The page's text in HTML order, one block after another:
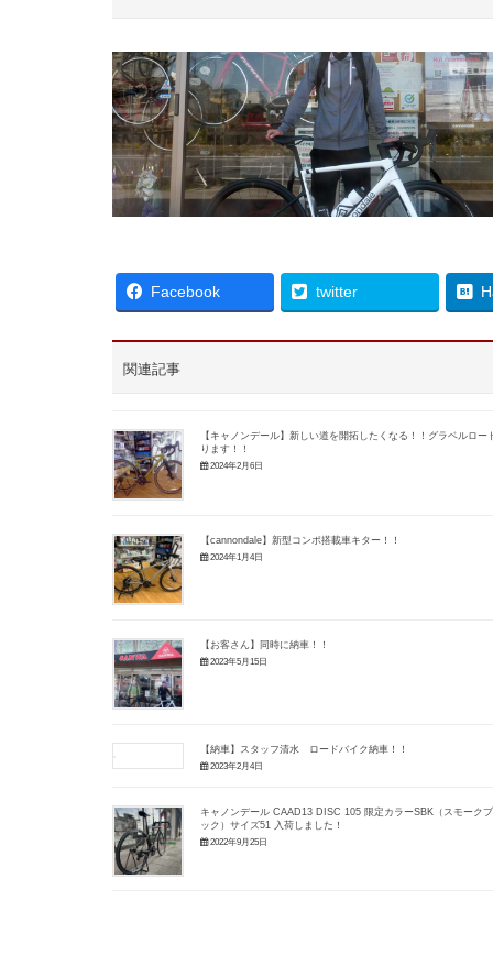
Facebook twitter
関連記事
【キャノンデール】新しい道を開拓したくなる！！グラベルロー
ります！！
2024年2月6日
【cannondale】新型コンポ搭載車キター！！
2024年1月4日
【お客さん】同時に納車！！
2023年5月15日
【納車】スタッフ清水 ロードバイク納車！！
2023年2月4日
キャノンデール CAAD13 DISC 105 限定カラーSBK（スモーク
ック）サイズ51 入荷しました！
2022年9月25日